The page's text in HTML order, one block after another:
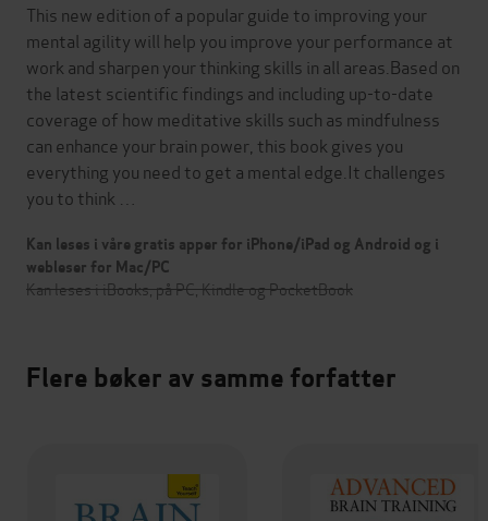
This new edition of a popular guide to improving your
mental agility will help you improve your performance at
work and sharpen your thinking skills in all areas.Based on
the latest scientific findings and including up-to-date
coverage of how meditative skills such as mindfulness
can enhance your brain power, this book gives you
everything you need to get a mental edge.It challenges
you to think …
Kan leses i våre gratis apper for iPhone/iPad og Android og i
webleser for Mac/PC
Kan leses i iBooks, på PC, Kindle og PocketBook
Flere bøker av samme forfatter